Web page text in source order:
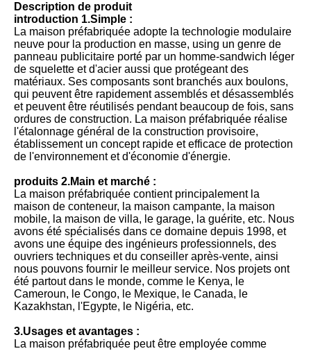
Description de produit
introduction 1.Simple :
La maison préfabriquée adopte la technologie modulaire
neuve pour la production en masse, using un genre de
panneau publicitaire porté par un homme-sandwich léger
de squelette et d'acier aussi que protégeant des
matériaux. Ses composants sont branchés aux boulons,
qui peuvent être rapidement assemblés et désassemblés
et peuvent être réutilisés pendant beaucoup de fois, sans
ordures de construction. La maison préfabriquée réalise
l'étalonnage général de la construction provisoire,
établissement un concept rapide et efficace de protection
de l'environnement et d'économie d'énergie.
produits 2.Main et marché :
La maison préfabriquée contient principalement la
maison de conteneur, la maison campante, la maison
mobile, la maison de villa, le garage, la guérite, etc. Nous
avons été spécialisés dans ce domaine depuis 1998, et
avons une équipe des ingénieurs professionnels, des
ouvriers techniques et du conseiller après-vente, ainsi
nous pouvons fournir le meilleur service. Nos projets ont
été partout dans le monde, comme le Kenya, le
Cameroun, le Congo, le Mexique, le Canada, le
Kazakhstan, l'Egypte, le Nigéria, etc.
3.Usages et avantages :
La maison préfabriquée peut être employée comme